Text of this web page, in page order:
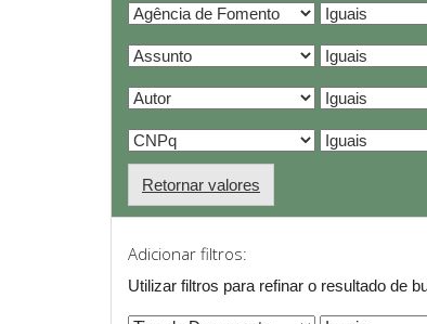
Retornar valores
Adicionar filtros:
Utilizar filtros para refinar o resultado de